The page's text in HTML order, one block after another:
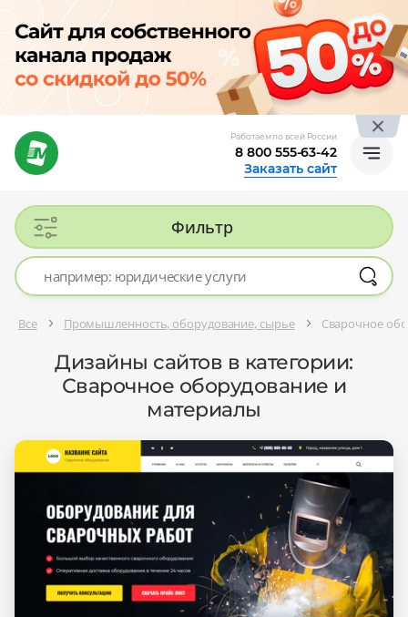
Работаем по всей России
8 800 555-63-42
Заказать сайт
Фильтр
Все Промышленность, оборудование, сырье Сварочное
Дизайны сайтов в категории:
Сварочное оборудование и
материалы